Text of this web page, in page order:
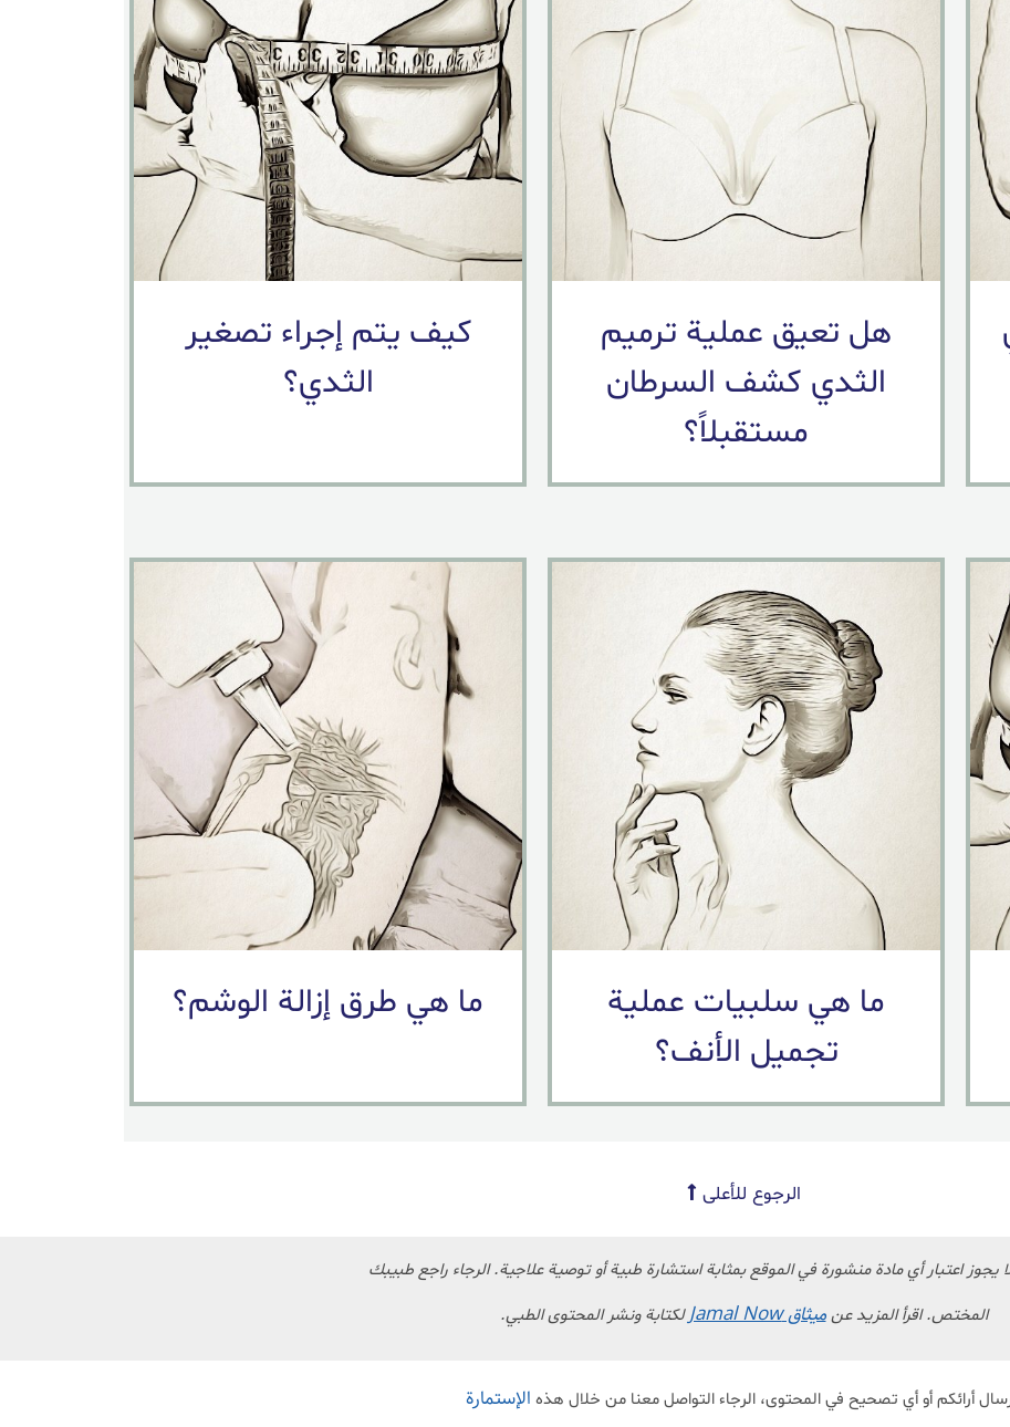
هل تعيق عملية ترميم
الثدي كشف السرطان
مستقبلاً؟
كيف يتم إجراء تصغير
الثدي؟
ما هي سلبيات عملية
تجميل الأنف؟
ما هي طرق إزالة الوشم؟
الرجوع للأعلى
يجوز اعتبار أي مادة منشورة في الموقع بمثابة استشارة طبية أو توصية علاجية. الرجاء راجع طبيبك
المختص. اقرأ المزيد عنميثاق Jamal Now لكتابة ونشر المحتوى الطبي.
أرائكم أو أي تصحيح في المحتوى، الرجاء التواصل معنا من خلال هذه الإستمارة